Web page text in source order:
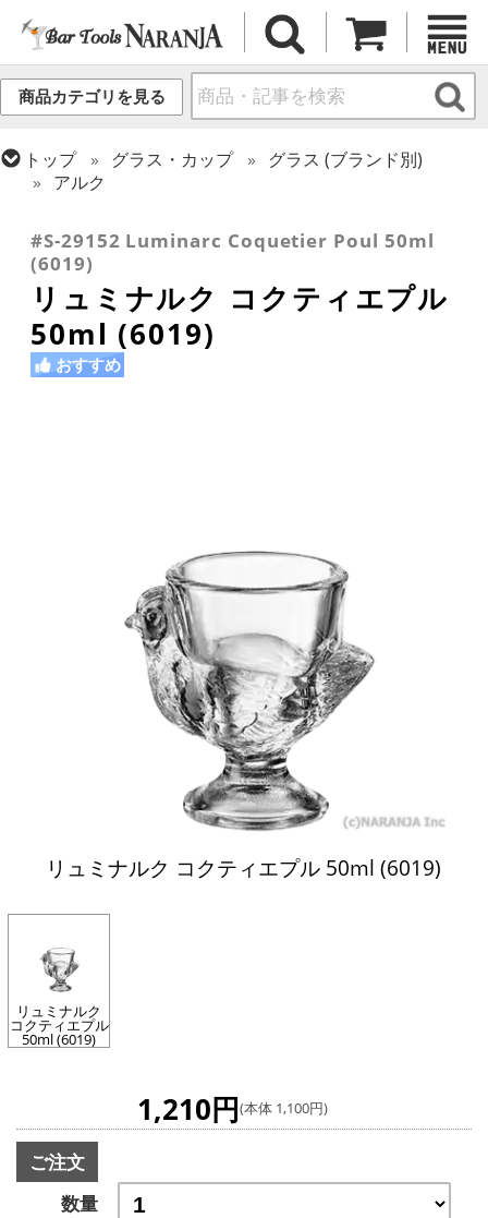
商品カテゴリを見る
トップ グラス・カップ
グラス (ブランド別)
アルク
ショットグラス
#S-29152 Luminarc Coquetier Poul 50ml
(6019)
リュミナルク コクティエプル
50ml (6019)
おすすめ
リュミナルク コクティエプル 50ml (6019)
リュミナルク
コクティエプル
50ml (6019)
1,210円(本体 1,100円)
ご注文
数量